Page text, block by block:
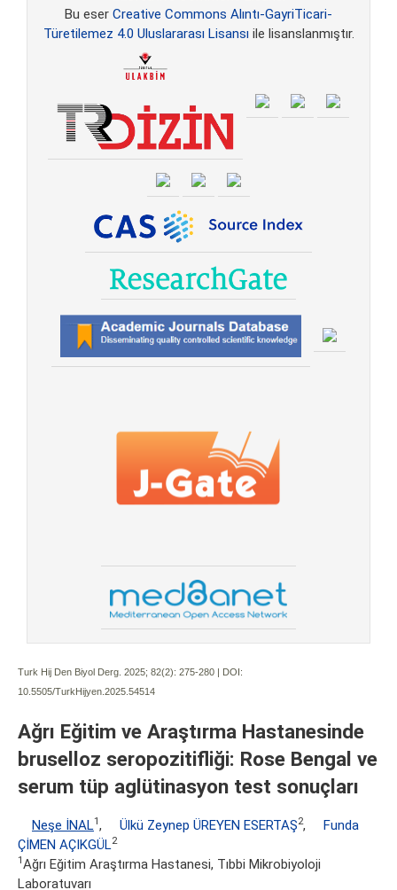
Bu eser Creative Commons Alıntı-GayriTicari-
Türetilemez 4.0 Uluslararası Lisansı ile lisanslanmıştır.
Turk Hij Den Biyol Derg. 2025; 82(2): 275-280 | DOI:
10.5505/TurkHijyen.2025.54514
Ağrı Eğitim ve Araştırma Hastanesinde
bruselloz seropozitifliği: Rose Bengal ve
serum tüp aglütinasyon test sonuçları
Neşe İNAL1, Ülkü Zeynep ÜREYEN ESERTAŞ2,
Funda
ÇİMEN AÇIKGÜL2
1Ağrı Eğitim Araştırma Hastanesi, Tıbbi Mikrobiyoloji
Laboratuvarı